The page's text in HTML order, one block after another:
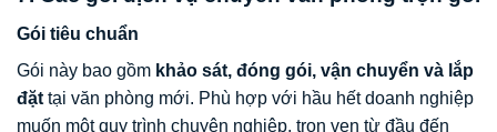
Gói tiêu chuẩn
Gói này bao gồm khảo sát, đóng gói, vận chuyển và lắp
đặt tại văn phòng mới. Phù hợp với hầu hết doanh nghiệp
muốn một quy trình chuyên nghiệp, trọn vẹn từ đầu đến